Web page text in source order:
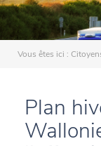
Vous êtes ici :
Plan